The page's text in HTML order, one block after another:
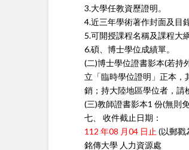
3.大學任教資歷證明。
4.近三年學術著作封面及目錄
5.可開授課程名稱及課程大綱
6.碩、博士學位成績單。
(二)博士學位證書影本(若持
立「臨時學位證明」正本，
銷；持大陸地區學位者，請
(三)教師證書影本1 份(無則免
七、 收件截止日期：
112 年08 月04 日止 (以郵戳
銘傳大學 人力資源處